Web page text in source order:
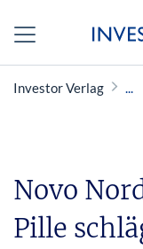
Investor Verlag
Novo
Pille